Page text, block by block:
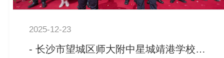
2025-12-23
- 长沙市望城区师大附中星城靖港学校顺利揭牌 乔口建设改扩建项目圆满收官